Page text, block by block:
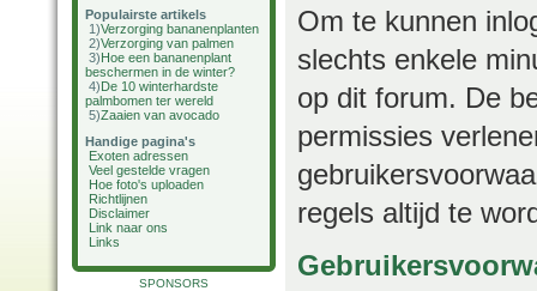
Populairste artikels
1)Verzorging bananenplanten
2)Verzorging van palmen
3)Hoe een bananenplant
beschermen in de winter?
4)De 10 winterhardste
palmbomen ter wereld
5)Zaaien van avocado
Handige pagina's
Exoten adressen
Veel gestelde vragen
Hoe foto's uploaden
Richtlijnen
Disclaimer
Link naar ons
Links
SPONSORS
Om te kunnen
slechts enkele
op dit forum. De
permissies
regels altijd te